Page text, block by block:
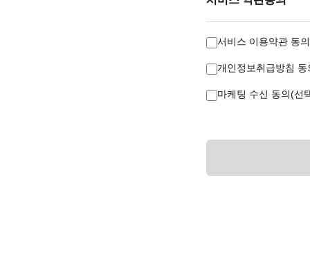
서비스 이용약관 동
개인정보취급방침
마케팅 수신 동의(선